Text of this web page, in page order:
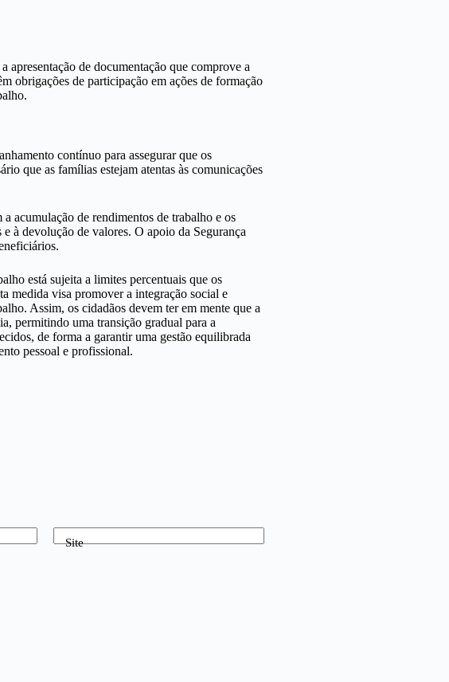
de documentação que comprove a
obrigações de participação em ações de formação
contínuo para assegurar que os
que as famílias estejam atentas às comunicações
acumulação de rendimentos de trabalho e os
à devolução de valores. O apoio da Segurança
está sujeita a limites percentuais que os
medida visa promover a integração social e
Assim, os cidadãos devem ter em mente que a
permitindo uma transição gradual para a
de forma a garantir uma gestão equilibrada
pessoal e profissional.
Site